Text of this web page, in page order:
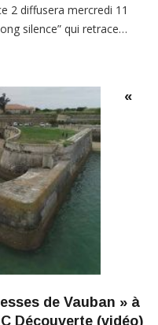
2 diffusera mercredi 11
silence” qui retrace…
«
de Vauban » à
Découverte (vidéo)